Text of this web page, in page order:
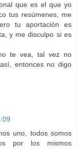
que es el que yo
tus resúmenes, me
tu aportación es
y me disculpo si es
te vea, tal vez no
entonces no digo
uno, todos somos
por los mismos